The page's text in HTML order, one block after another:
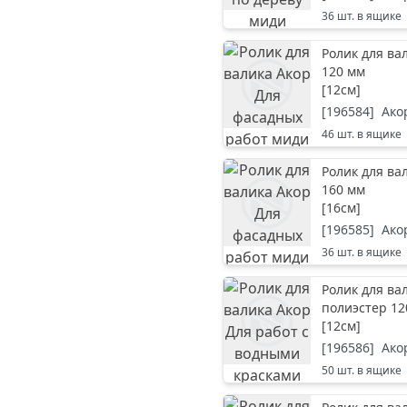
36 шт. в ящике
Ролик для
120 мм
[12см]
[196584]
46 шт. в ящике
Ролик для
160 мм
[16см]
[196585]
36 шт. в ящике
Ролик для
полиэстер
[12см]
[196586]
50 шт. в ящике